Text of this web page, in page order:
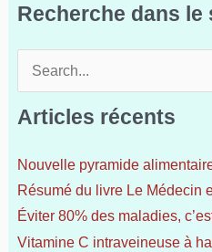
Recherche dans le
h
r
c
h
e
Articles récents
Nouvelle pyramide
Résumé du livre Le Médecin
Éviter 80% des maladies,
Vitamine C intraveineuse à